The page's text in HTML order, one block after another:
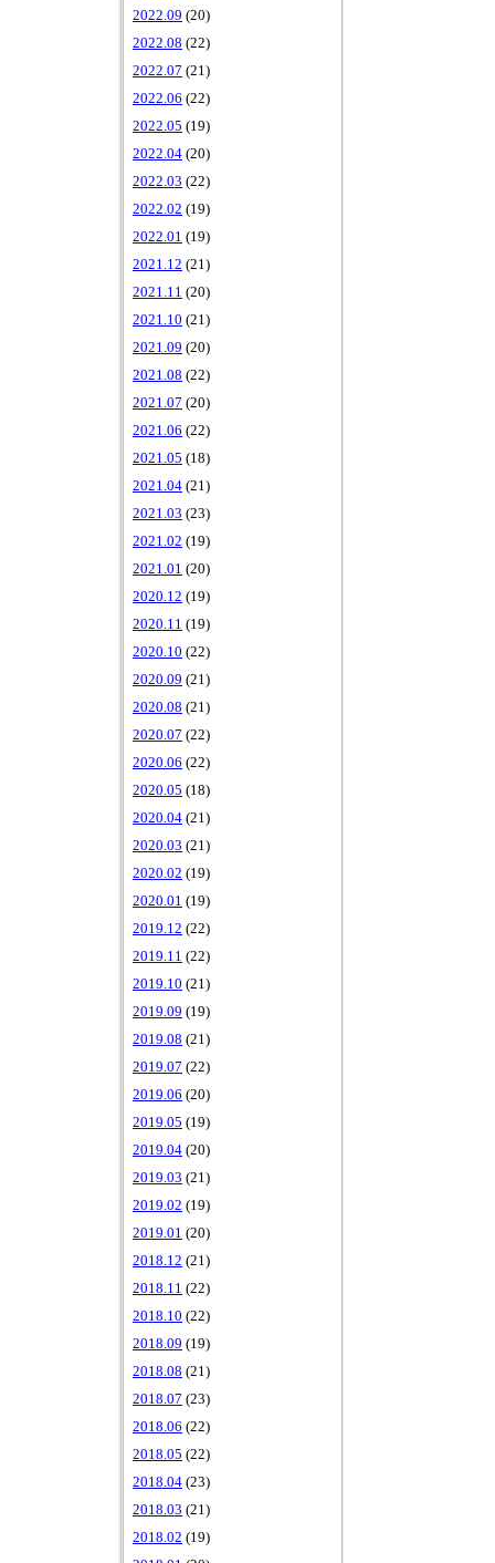
2022.09 (20)
2022.08 (22)
2022.07 (21)
2022.06 (22)
2022.05 (19)
2022.04 (20)
2022.03 (22)
2022.02 (19)
2022.01 (19)
2021.12 (21)
2021.11 (20)
2021.10 (21)
2021.09 (20)
2021.08 (22)
2021.07 (20)
2021.06 (22)
2021.05 (18)
2021.04 (21)
2021.03 (23)
2021.02 (19)
2021.01 (20)
2020.12 (19)
2020.11 (19)
2020.10 (22)
2020.09 (21)
2020.08 (21)
2020.07 (22)
2020.06 (22)
2020.05 (18)
2020.04 (21)
2020.03 (21)
2020.02 (19)
2020.01 (19)
2019.12 (22)
2019.11 (22)
2019.10 (21)
2019.09 (19)
2019.08 (21)
2019.07 (22)
2019.06 (20)
2019.05 (19)
2019.04 (20)
2019.03 (21)
2019.02 (19)
2019.01 (20)
2018.12 (21)
2018.11 (22)
2018.10 (22)
2018.09 (19)
2018.08 (21)
2018.07 (23)
2018.06 (22)
2018.05 (22)
2018.04 (23)
2018.03 (21)
2018.02 (19)